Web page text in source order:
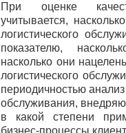
При оценке
учитывается,
логистического
показателю,
насколько они
логистического
периодичностью
обслуживания,
в какой степени